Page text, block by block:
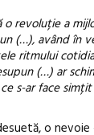
revoluție a
(…), având în
ritmului
(…) ar
s-ar face
o